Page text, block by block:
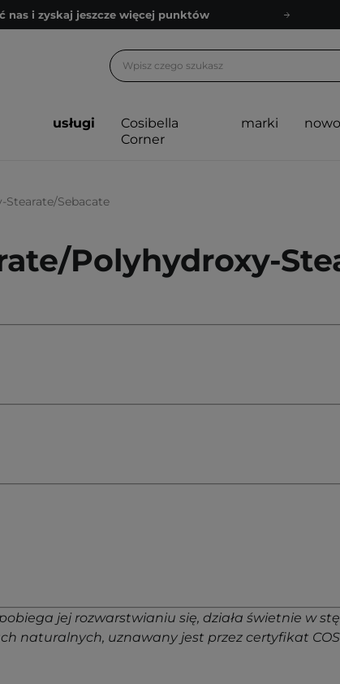
nas i zyskaj jeszcze więcej punktów
konsultacje kosmetologiczne
nas i zyskaj jeszcze więcej punktów
usługi
Cosibella
Corner
marki
Sebacate
Polyhydroxy-
jej rozwarstwianiu się, działa świetnie w
naturalnych, uznawany jest przez certyfikat